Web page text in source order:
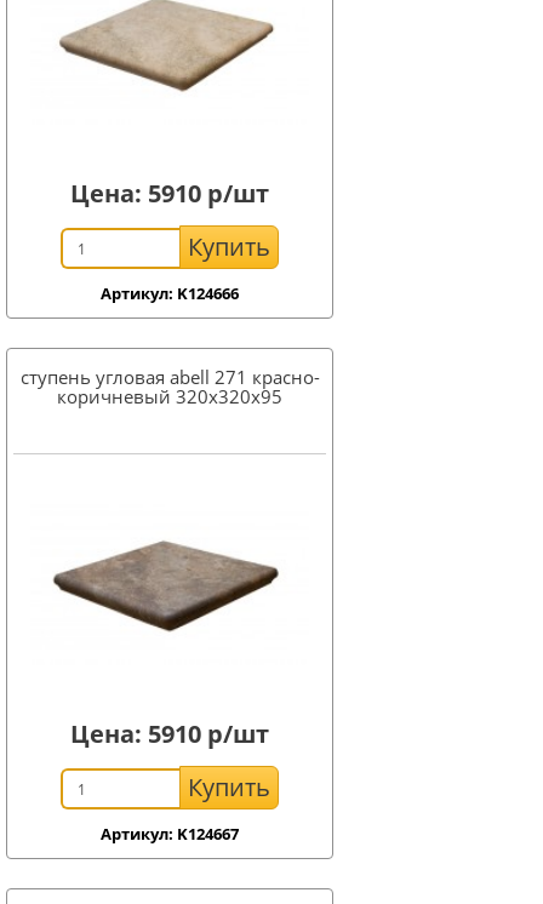
Цена: 5910 р/шт
Купить
Артикул: K124666
ступень угловая abell 271 красно-
коричневый 320x320x95
Цена: 5910 р/шт
Купить
Артикул: K124667